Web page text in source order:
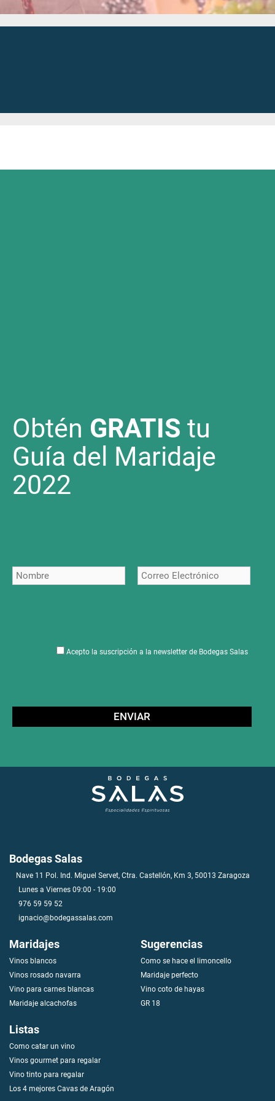
Obtén GRATIS tu
Guía del Maridaje
2022
Acepto la suscripción a la newsletter de Bodegas Salas
Bodegas Salas
Nave 11 Pol. Ind. Miguel Servet, Ctra. Castellón, Km 3, 50013 Zaragoza
Lunes a Viernes 09:00 - 19:00
976 59 59 52
ignacio@bodegassalas.com
Maridajes
Vinos blancos
Vinos rosado navarra
Vino para carnes blancas
Maridaje alcachofas
Sugerencias
Como se hace el limoncello
Maridaje perfecto
Vino coto de hayas
GR 18
Listas
Como catar un vino
Vinos gourmet para regalar
Vino tinto para regalar
Los 4 mejores Cavas de Aragón